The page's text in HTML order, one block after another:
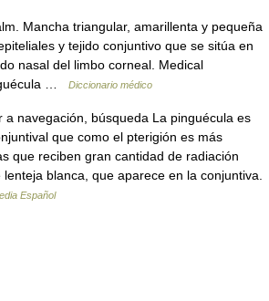
Mancha triangular, amarillenta y pequeña
y tejido conjuntivo que se sitúa en
nasal del limbo corneal. Medical
…
Diccionario médico
navegación, búsqueda La pinguécula es
que como el pterigión es más
que reciben gran cantidad de radiación
blanca, que aparece en la conjuntiva.
Español